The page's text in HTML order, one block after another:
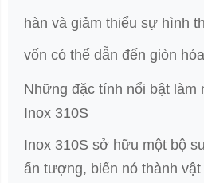
hàn và giảm thiểu sự hình
vốn có thể dẫn đến giòn
Những đặc tính nổi bật làm
Inox 310S
Inox 310S sở hữu một bộ
ấn tượng, biến nó thành